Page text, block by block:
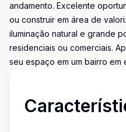
andamento. Excelente
ou construir em área de
iluminação natural e grande
residenciais ou comerciais.
seu espaço em um bairro em